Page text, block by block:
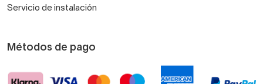
Servicio de instalación
Métodos de pago